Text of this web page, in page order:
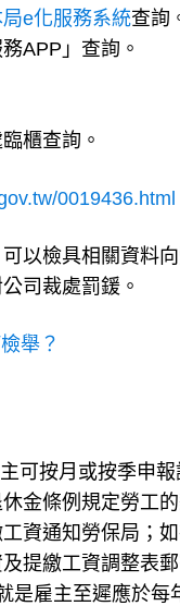
e化服務系統查詢
APP」查詢。
櫃查詢。
0019436.html
以檢具相關資料
司裁處罰鍰。
舉？
可按月或按季申
金條例規定勞工
資通知勞保局；
提繳工資調整表
是雇主至遲應於